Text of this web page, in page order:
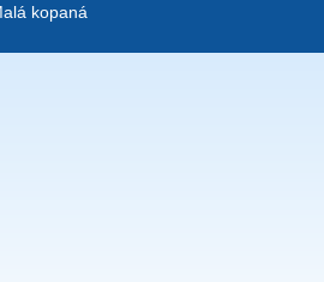
kopaná